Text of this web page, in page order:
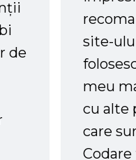
de
site-
meu
cu alte
care